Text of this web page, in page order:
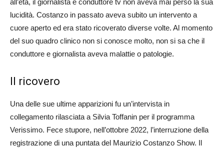
all’età, il giornalista e conduttore tv non aveva mai perso la sua
lucidità. Costanzo in passato aveva subito un intervento a
cuore aperto ed era stato ricoverato diverse volte. Al momento
del suo quadro clinico non si conosce molto, non si sa che il
conduttore e giornalista aveva malattie o patologie.
Il ricovero
Una delle sue ultime apparizioni fu un’intervista in
collegamento rilasciata a Silvia Toffanin per il programma
Verissimo. Fece stupore, nell’ottobre 2022, l’interruzione della
registrazione di una puntata del Maurizio Costanzo Show. Il